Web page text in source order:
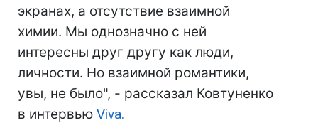
экранах, а отсутствие взаимной
химии. Мы однозначно с ней
интересны друг другу как люди,
личности. Но взаимной романтики,
увы, не было", - рассказал Ковтуненко
в интервью Viva.